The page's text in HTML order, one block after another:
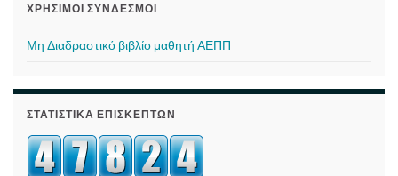
ΧΡΉΣΙΜΟΙ ΣΎΝΔΕΣΜΟΙ
Μη Διαδραστικό βιβλίο μαθητή ΑΕΠΠ
ΣΤΑΤΙΣΤΙΚΆ ΕΠΙΣΚΕΠΤΏΝ